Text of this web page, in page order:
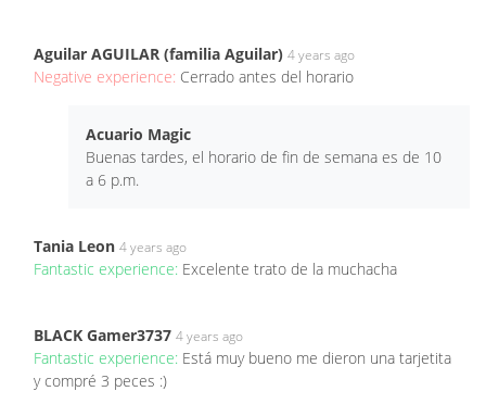
Aguilar AGUILAR (familia Aguilar) 4 years ago
Negative experience: Cerrado antes del horario
Acuario Magic
Buenas tardes, el horario de fin de semana es de 10
a 6 p.m.
Tania Leon 4 years ago
Fantastic experience: Excelente trato de la muchacha
BLACK Gamer3737 4 years ago
Fantastic experience: Está muy bueno me dieron una tarjetita
y compré 3 peces :)